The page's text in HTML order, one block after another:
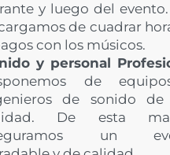
y luego del
de cuadrar
con los músicos.
y personal
de
de sonido de
De esta
un